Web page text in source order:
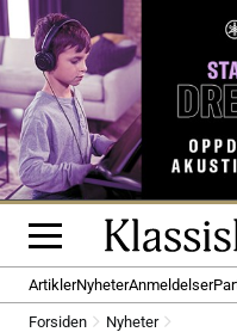
ArtiklerNyheterAnmeldelser
Forsiden
Nyheter